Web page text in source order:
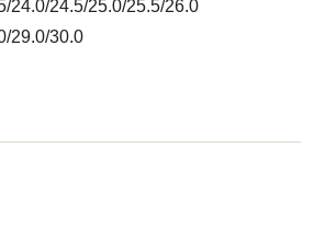
24.0/24.5/25.0/25.5/26.0
29.0/30.0